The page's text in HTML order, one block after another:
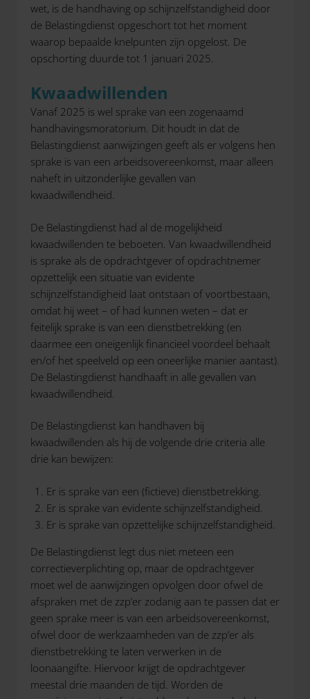
wet, is de handhaving op schijnzelfstandigheid door
de Belastingdienst opgeschort tot het moment
waarop bepaalde knelpunten zijn opgelost. De
opschorting duurde tot 1 januari 2025.
Kwaadwillenden
Vanaf 2025 is wel sprake van een zogenaamd
handhavingsmoratorium. Dit houdt in dat de
Belastingdienst aanwijzingen geeft als er volgens hen
sprake is van een arbeidsovereenkomst, maar alleen
naheft in uitzonderlijke gevallen van
kwaadwillendheid.
De Belastingdienst had al de mogelijkheid
kwaadwillenden te beboeten. Van kwaadwillendheid
is sprake als de opdrachtgever of opdrachtnemer
opzettelijk een situatie van evidente
schijnzelfstandigheid laat ontstaan of voortbestaan,
omdat hij weet – of had kunnen weten – dat er
feitelijk sprake is van een dienstbetrekking (en
daarmee een oneigenlijk financieel voordeel behaalt
en/of het speelveld op een oneerlijke manier aantast).
De Belastingdienst handhaaft in alle gevallen van
kwaadwillendheid.
De Belastingdienst kan handhaven bij
kwaadwillenden als hij de volgende drie criteria alle
drie kan bewijzen:
Er is sprake van een (fictieve) dienstbetrekking.
Er is sprake van evidente schijnzelfstandigheid.
Er is sprake van opzettelijke schijnzelfstandigheid.
De Belastingdienst legt dus niet meteen een
correctieverplichting op, maar de opdrachtgever
moet wel de aanwijzingen opvolgen door ofwel de
afspraken met de zzp’er zodanig aan te passen dat er
geen sprake meer is van een arbeidsovereenkomst,
ofwel door de werkzaamheden van de zzp’er als
dienstbetrekking te laten verwerken in de
loonaangifte. Hiervoor krijgt de opdrachtgever
meestal drie maanden de tijd. Worden de